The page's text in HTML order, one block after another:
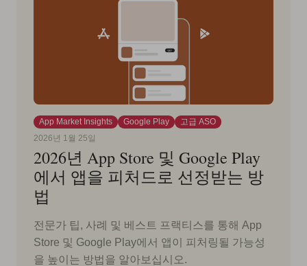
App Market Insights Google Play
고급 ASO
2026년 1월 25일
2026년 App Store 및 Google Play
에서 앱을 피처드로 선정받는 방
법
전문가 팁, 사례 및 베스트 프랙티스를 통해 App
Store 및 Google Play에서 앱이 피처링될 가능성
을 높이는 방법을 알아보십시오.